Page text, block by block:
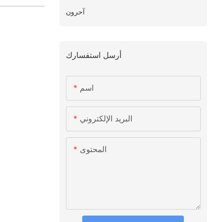
آحرون
أرسل استفسارك
اسم
البريد الإلكتروني
المحتوى